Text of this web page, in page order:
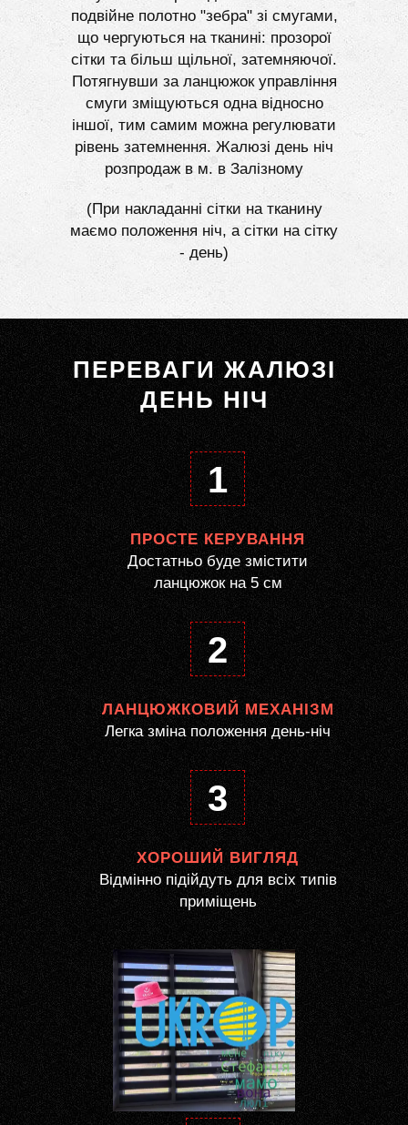
подвійне полотно "зебра" зі смугами,
що чергуються на тканині: прозорої
сітки та більш щільної, затемняючої.
Потягнувши за ланцюжок управління
смуги зміщуються одна відносно
іншої, тим самим можна регулювати
рівень затемнення. Жалюзі день ніч
розпродаж в м. в Залізному
(При накладанні сітки на тканину
маємо положення ніч, а сітки на сітку
- день)
ПЕРЕВАГИ ЖАЛЮЗІ
ДЕНЬ НІЧ
1
ПРОСТЕ КЕРУВАННЯ
Достатньо буде змістити
ланцюжок на 5 см
2
ЛАНЦЮЖКОВИЙ МЕХАНІЗМ
Легка зміна положення день-ніч
3
ХОРОШИЙ ВИГЛЯД
Відмінно підійдуть для всіх типів
приміщень